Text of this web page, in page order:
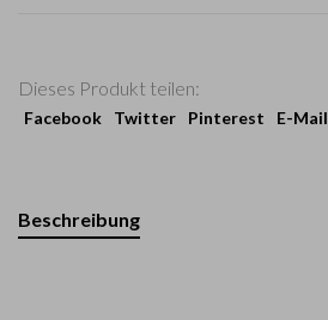
Dieses Produkt teilen:
Facebook Twitter Pinterest E-Mail
Beschreibung